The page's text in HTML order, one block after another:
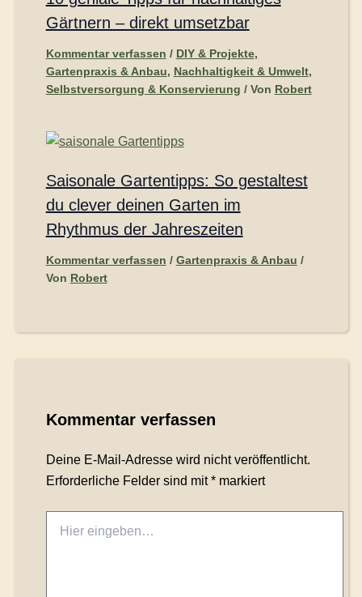
Gärtnern – direkt umsetzbar
Kommentar verfassen / DIY & Projekte,
Gartenpraxis & Anbau, Nachhaltigkeit & Umwelt,
Selbstversorgung & Konservierung / Von Robert
Saisonale Gartentipps: So gestaltest
du clever deinen Garten im
Rhythmus der Jahreszeiten
Kommentar verfassen / Gartenpraxis & Anbau /
Von Robert
Kommentar verfassen
Deine E-Mail-Adresse wird nicht veröffentlicht.
Erforderliche Felder sind mit*markiert
eingeben…